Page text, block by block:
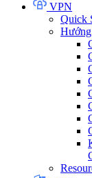
VPN
Quick
Hướng